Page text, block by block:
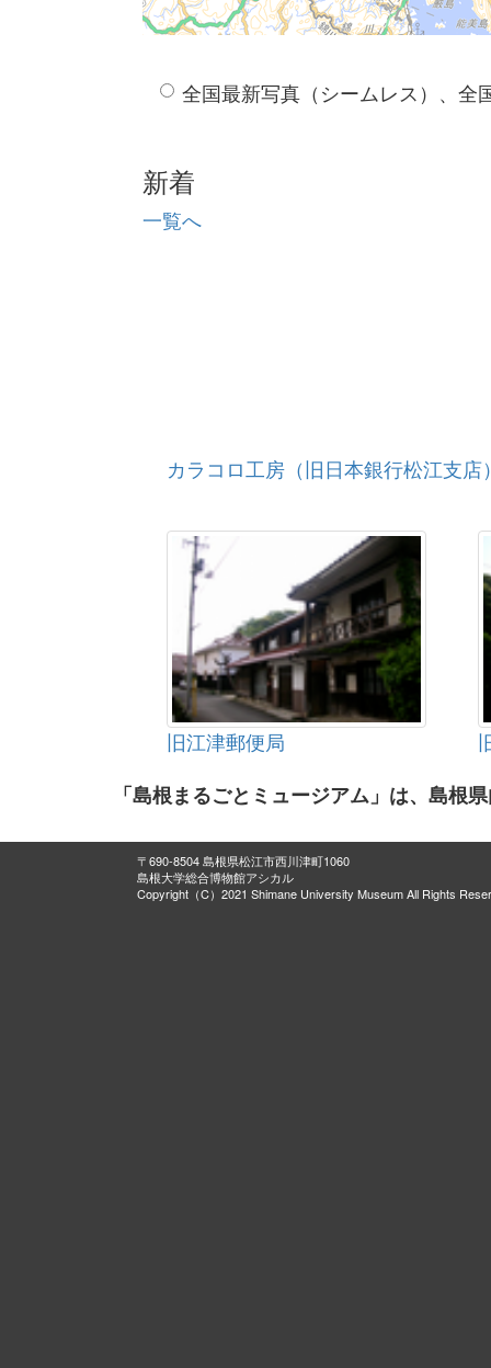
全国最新写真（シームレス）、全
新着
一覧へ
カラコロ工房（旧日本銀行松江支店
旧江津郵便局
「島根まるごとミュージアム」は、島根
〒690-8504 島根県松江市西川津町1060
島根大学総合博物館アシカル
Copyright（C）2021 Shimane University Museum All Rights